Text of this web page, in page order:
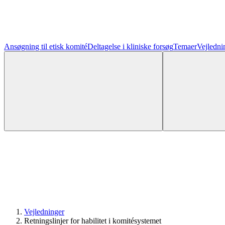
Ansøgning til etisk komitéDeltagelse i kliniske forsøgTemaer
Vejledninger
Retningslinjer for habilitet i komitésystemet